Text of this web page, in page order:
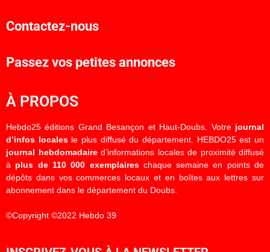
Contactez-nous
Passez vos petites annonces
À PROPOS
Hebdo25 éditions Grand Besançon et Haut-Doubs. Votre journal
d’infos localesle plus diffusé du département. HEBDO25 est un
journal hebdomadaired’informations locales de proximité diffusé
à plus de 110 000 exemplaireschaque semaine en points de
dépôts dans vos commerces locaux et en boîtes aux lettres sur
abonnement dans le département du Doubs.
©Copyright ©2022 Hebdo 39